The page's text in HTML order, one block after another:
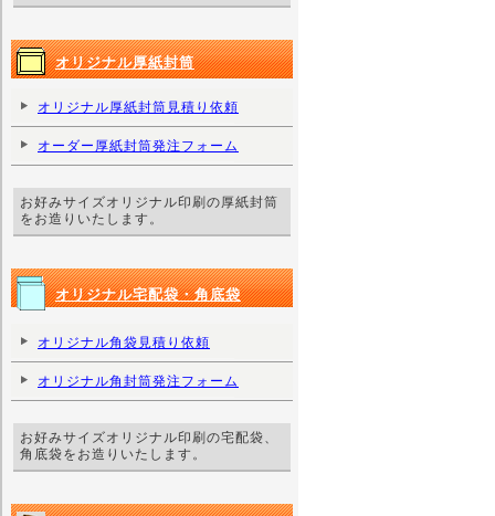
オリジナル厚紙封筒
オリジナル厚紙封筒見積り依頼
オーダー厚紙封筒発注フォーム
お好みサイズオリジナル印刷の厚紙封筒
をお造りいたします。
オリジナル宅配袋・角底袋
オリジナル角袋見積り依頼
オリジナル角封筒発注フォーム
お好みサイズオリジナル印刷の宅配袋、
角底袋をお造りいたします。